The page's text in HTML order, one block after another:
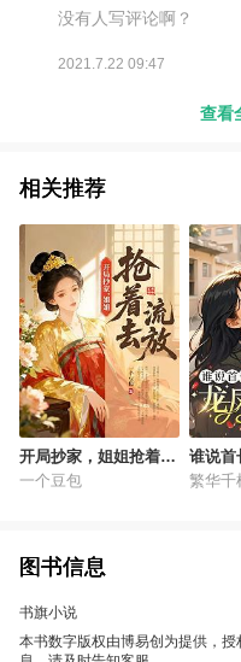
没有人写评论啊？
2021.7.22 09:47
查看
相关推荐
开局抄家，姐姐抢着去
流放
一个豆包
谁说首
凤胎报
繁华千
图书信息
书旗小说
本书数字版权由博易创为提供，